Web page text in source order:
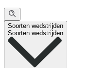
Soorten wedstrijden
Soorten wedstrijden